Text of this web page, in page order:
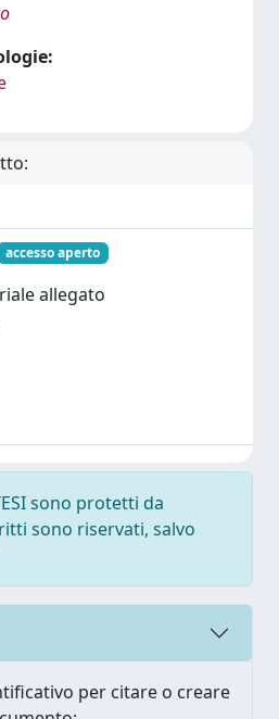
accesso aperto
allegato
sono protetti da
sono riservati, salvo
per citare o creare